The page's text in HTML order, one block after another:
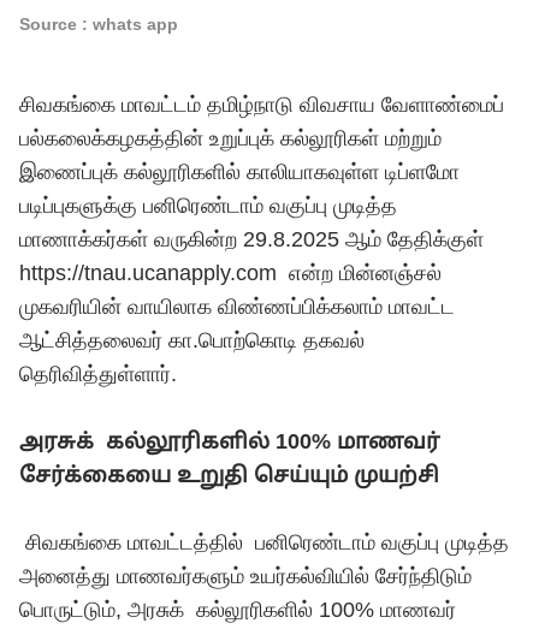
Source : whats app
சிவகங்கை மாவட்டம் தமிழ்நாடு விவசாய வேளாண்மைப்
பல்கலைக்கழகத்தின் உறுப்புக் கல்லூரிகள் மற்றும்
இணைப்புக் கல்லூரிகளில் காலியாகவுள்ள டிப்ளமோ
படிப்புகளுக்கு பனிரெண்டாம் வகுப்பு முடித்த
மாணாக்கர்கள் வருகின்ற 29.8.2025 ஆம் தேதிக்குள்
https://tnau.ucanapply.com என்ற மின்னஞ்சல்
முகவரியின் வாயிலாக விண்ணப்பிக்கலாம் மாவட்ட
ஆட்சித்தலைவர் கா.பொற்கொடி தகவல்
தெரிவித்துள்ளார்.
அரசுக் கல்லூரிகளில் 100% மாணவர்
சேர்க்கையை உறுதி செய்யும் முயற்சி
​ சிவகங்கை மாவட்டத்தில் பனிரெண்டாம் வகுப்பு முடித்த
அனைத்து மாணவர்களும் உயர்கல்வியில் சேர்ந்திடும்
பொருட்டும், அரசுக் கல்லூரிகளில் 100% மாணவர்